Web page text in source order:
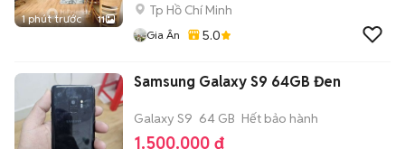
1 phút trước 11
Tp Hồ Chí Minh
Gia Ân 5.0
Samsung Galaxy S9 64GB Đen
Galaxy S9 64 GB Hết bảo hành
1.500.000 đ